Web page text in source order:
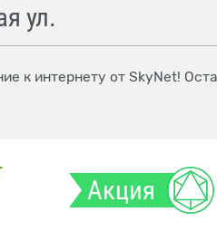
ул.
к интернету от SkyNet!
Акция